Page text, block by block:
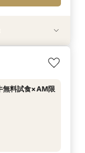
せから結婚式ま
ムベビー会
お子様と一緒の
】オンライ
5品3万円コー
無料試食×AM限